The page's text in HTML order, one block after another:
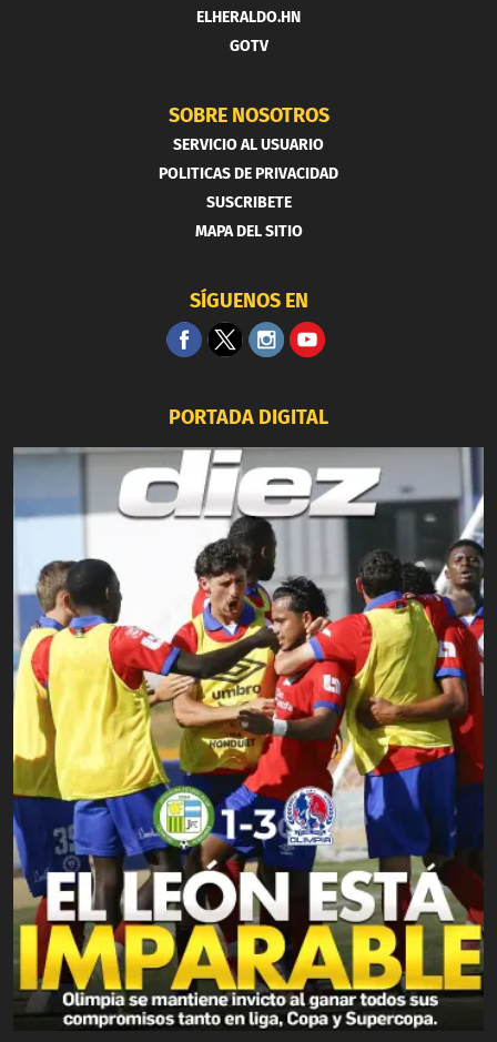
ELHERALDO.HN
GOTV
SOBRE NOSOTROS
SERVICIO AL USUARIO
POLITICAS DE PRIVACIDAD
SUSCRIBETE
MAPA DEL SITIO
SÍGUENOS EN
PORTADA DIGITAL